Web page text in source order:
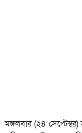
মঙ্গলবার (২৪ সেপ্টেম্বর)